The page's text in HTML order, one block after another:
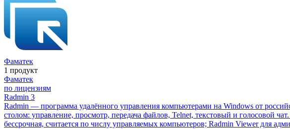
Фаматек
1 продукт
Фаматек
по лицензиям
Radmin 3
Radmin — программа удалённого управления компьютерами на Windows от
столом: управление, просмотр, передача файлов, Telnet, текстовый и голосовой
бессрочная, считается по числу управляемых компьютеров; Radmin Viewer для